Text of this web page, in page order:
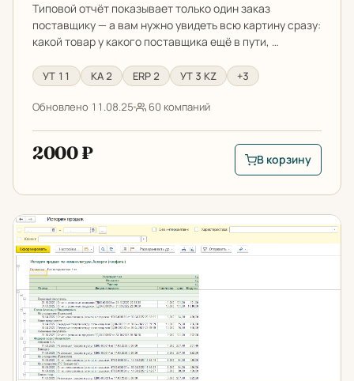
Типовой отчёт показывает только один заказ
поставщику — а вам нужно увидеть всю картину сразу:
какой товар у какого поставщика ещё в пути, …
УТ 11 КА 2 ERP 2 УТ 3 KZ +3
Обновлено 11.08.25 60 компаний
2000 ₽
В корзину: Как
В корзину
История закупок и продаж в 1С